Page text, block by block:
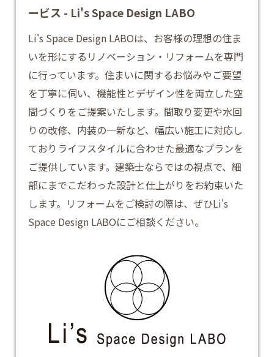
ービス - Li's Space Design LABO
Li's Space Design LABOは、お客様の理想の住ま
いを形にするリノベーション・リフォームを専門
に行っています。住まいに関するお悩みやご要望
を丁寧に伺い、機能性とデザイン性を両立した空
間づくりをご提案いたします。間取り変更や水回
りの改修、内装の一新など、幅広い施工に対応し
ておりライフスタイルに合わせた最適なプランを
ご提供しています。建築士ならではの視点で、細
部にまでこだわった設計と仕上がりをお約束いた
します。 リフォームをご検討の際は、ぜひLi's
Space Design LABOにご相談ください。